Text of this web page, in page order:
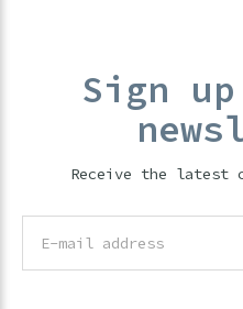
Sign
Receive the latest